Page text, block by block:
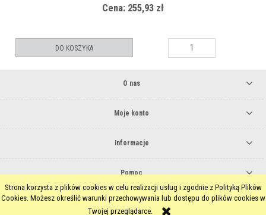
Strona korzysta z plików cookies w celu realizacji usług i zgodnie z Polityką Plików
Cookies. Możesz określić warunki przechowywania lub dostępu do plików cookies w
Twojej przeglądarce.
Cena: 255,93 zł
DO KOSZYKA
O nas
Moje konto
Informacje
Pomoc
pokaż pełną wersję strony